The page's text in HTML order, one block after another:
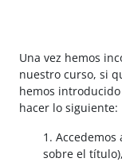
Una vez hemos
nuestro curso, si
hemos
hacer lo siguiente:
1.
sobre el